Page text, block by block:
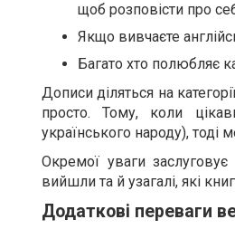
щоб розповісти про
Якщо вивчаєте
Багато хто полюбляє
Дописи діляться на
просто. Тому, коли
українського народу), тоді
Окремої уваги
вийшли та й узагалі, які
Додаткові переваги